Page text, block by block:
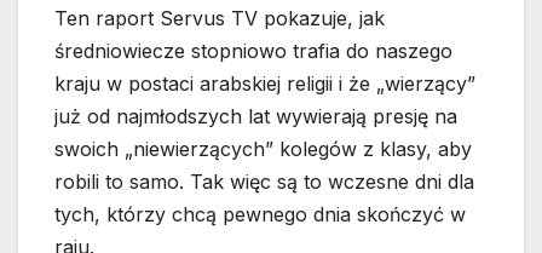
Ten raport Servus TV pokazuje, jak
średniowiecze stopniowo trafia do naszego
kraju w postaci arabskiej religii i że „wierzący”
już od najmłodszych lat wywierają presję na
swoich „niewierzących” kolegów z klasy, aby
robili to samo. Tak więc są to wczesne dni dla
tych, którzy chcą pewnego dnia skończyć w
raju.